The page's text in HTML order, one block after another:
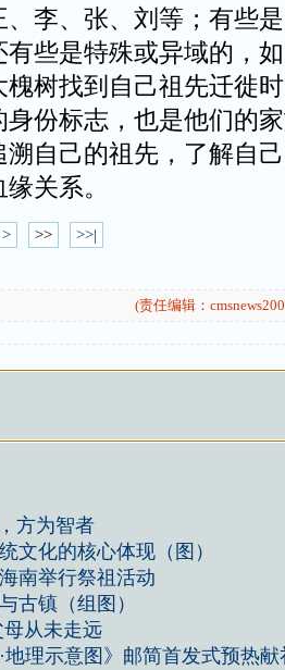
、李、张、刘等；有些
有些是特殊或异域的，
树找到自己祖先迁徙
份标志，也是他们的
自己的祖先，了解自
关系。
> >> >>|
(责任编辑：
方为智者
文化的核心体现（图）
南举行祭祖活动
古镇（组图）
从未走远
地理示意图》邮简首发式预热